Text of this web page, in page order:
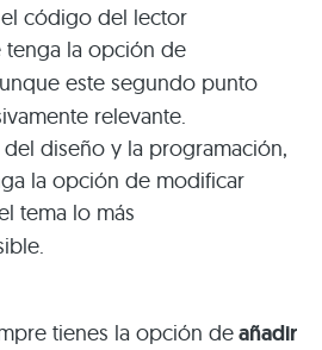
código del lector
tenga la opción de
este segundo punto
relevante.
del diseño y la programación,
la opción de modificar
tema lo más
tienes la opción deañadir